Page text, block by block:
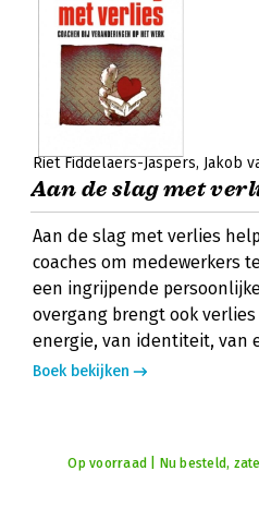
Riet Fiddelaers-Jaspers Jakob
Aan de slag met
Aan de slag met verlies
coaches om medewerkers
een ingrijpende
overgang brengt ook
energie, van identiteit, van
Boek bekijken
Op voorraad | Nu besteld,